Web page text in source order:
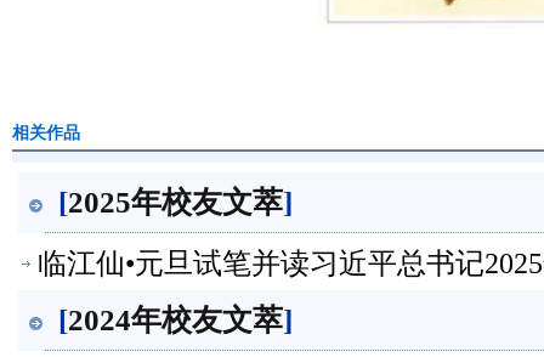
相关作品
[2025年校友文萃]
临江仙•元旦试笔并读习近平总书记
友文萃】
[2024年校友文萃]